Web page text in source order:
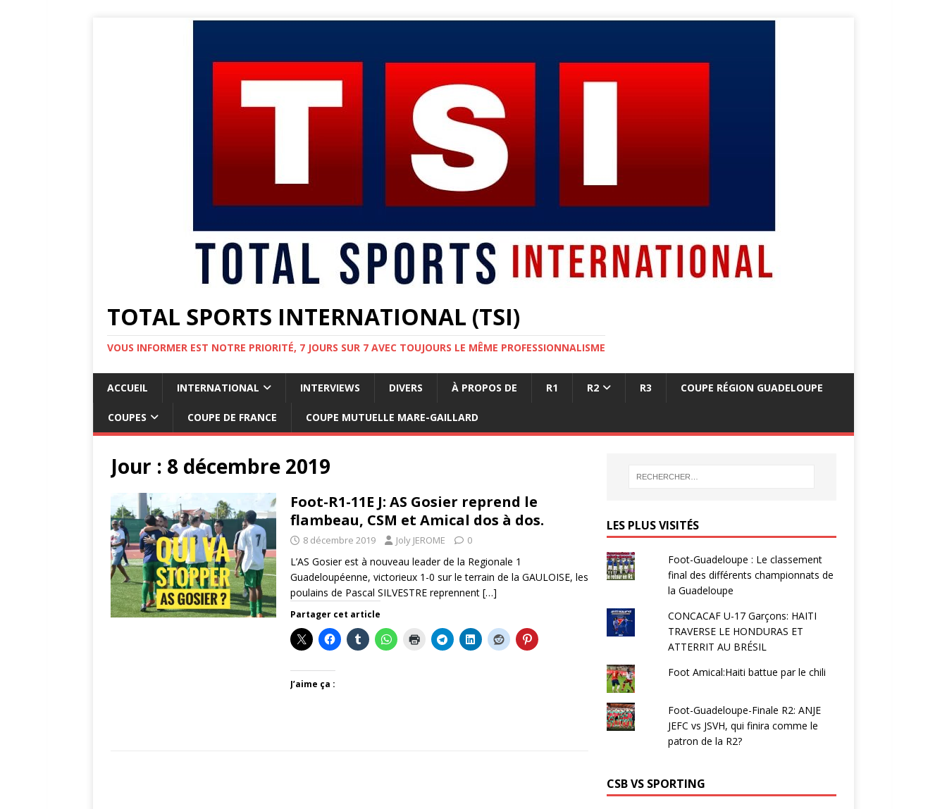
TOTAL SPORTS INTERNATIONAL (TSI)
VOUS INFORMER EST NOTRE PRIORITÉ, 7 JOURS SUR 7 AVEC TOUJOURS LE MÊME PROFESSIONNALISME
ACCUEIL INTERNATIONAL INTERVIEWS DIVERS À PROPOS DE R1 R2 R3 COUPE RÉGION GUADELOUPE
COUPES COUPE DE FRANCE COUPE MUTUELLE MARE-GAILLARD
Jour : 8 décembre 2019
Foot-R1-11E J: AS Gosier reprend le
flambeau, CSM et Amical dos à dos.
8 décembre 2019 Joly JEROME 0
L’AS Gosier est à nouveau leader de la Regionale 1
Guadeloupéenne, victorieux 1-0 sur le terrain de la GAULOISE, les
poulains de Pascal SILVESTRE reprennent […]
Partager cet article
J’aime ça :
LES PLUS VISITÉS
Foot-Guadeloupe : Le classement
final des différents championnats de
la Guadeloupe
CONCACAF U-17 Garçons: HAITI
TRAVERSE LE HONDURAS ET
ATTERRIT AU BRÉSIL
Foot Amical:Haiti battue par le chili
Foot-Guadeloupe-Finale R2: ANJE
JEFC vs JSVH, qui finira comme le
patron de la R2?
CSB VS SPORTING